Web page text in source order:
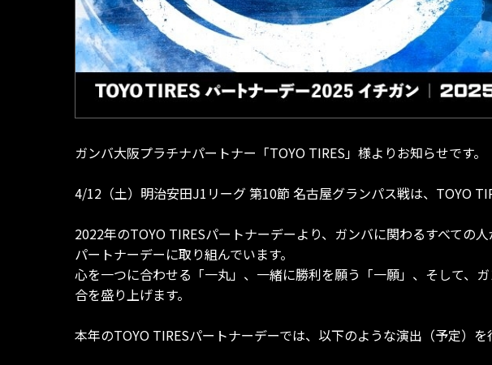
ガンバ大阪プラチナパートナー「TOYO TIRES」様よりお知らせです。
4/12（土）明治安田J1リーグ 第10節 名古屋グランパス戦は、TOYO
2022年のTOYO TIRESパートナーデーより、ガンバに関わるすべて
パートナーデーに取り組んでいます。
心を一つに合わせる「一丸」、一緒に勝利を願う「一願」、そして、
合を盛り上げます。
本年のTOYO TIRESパートナーデーでは、以下のような演出（予定）